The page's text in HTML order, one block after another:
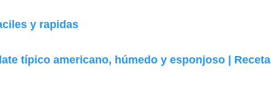
y rapidas
típico americano, húmedo y esponjoso | Receta